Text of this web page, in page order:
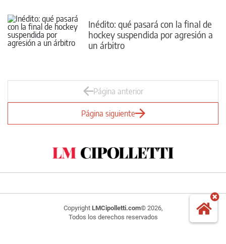
Inédito: qué pasará con la final de
hockey suspendida por agresión a
un árbitro
Página anterior
Página siguiente
Copyright LMCipolletti.com© 2026,
Todos los derechos reservados